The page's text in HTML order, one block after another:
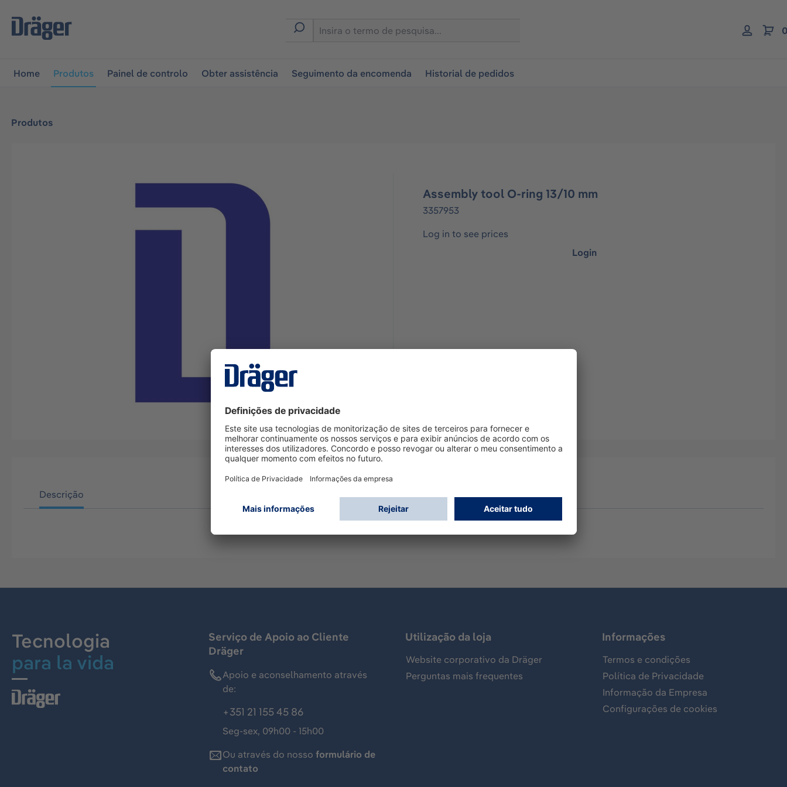
a navegação principal
Home Produtos Painel de controlo Obter assistência Seguimento da encomenda Historial de pedidos
Produtos
Assembly tool O-ring 13/10 mm
3357953
Log in to see prices
Login
Descrição
Tecnologia
para la vida
Serviço de Apoio ao Cliente
Dräger
Apoio e aconselhamento através
de:
+351 21 155 45 86
Seg-sex, 09h00 - 15h00
Ou através do nosso formulário de
contato
Utilização da loja
Website corporativo da Dräger
Perguntas mais frequentes
Informações
Termos e condições
Política de Privacidade
Informação da Empresa
Configurações de cookies